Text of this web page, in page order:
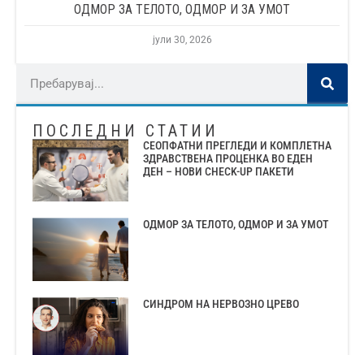
ОДМОР ЗА ТЕЛОТО, ОДМОР И ЗА УМОТ
јули 30, 2026
ПОСЛЕДНИ СТАТИИ
СЕОПФАТНИ ПРЕГЛЕДИ И КОМПЛЕТНА
ЗДРАВСТВЕНА ПРОЦЕНКА ВО ЕДЕН
ДЕН – НОВИ CHECK-UP ПАКЕТИ
ОДМОР ЗА ТЕЛОТО, ОДМОР И ЗА УМОТ
СИНДРОМ НА НЕРВОЗНО ЦРЕВО